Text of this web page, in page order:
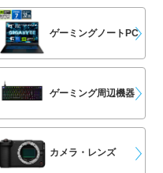
ゲーミングノートPC
ゲーミング周辺機器
カメラ・レンズ